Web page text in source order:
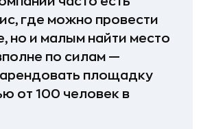
где можно провести
но и малым найти место
по силам —
площадку
от 100 человек в